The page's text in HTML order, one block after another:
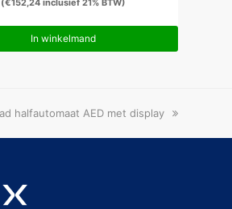
(€152,24 inclusief 21% BTW)
In winkelmand
halfautomaat AED met display